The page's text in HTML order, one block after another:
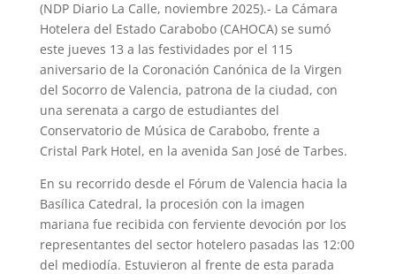
(NDP Diario La Calle, noviembre 2025).- La Cámara
Hotelera del Estado Carabobo (CAHOCA) se sumó
este jueves 13 a las festividades por el 115
aniversario de la Coronación Canónica de la Virgen
del Socorro de Valencia, patrona de la ciudad, con
una serenata a cargo de estudiantes del
Conservatorio de Música de Carabobo, frente a
Cristal Park Hotel, en la avenida San José de Tarbes.
En su recorrido desde el Fórum de Valencia hacia la
Basílica Catedral, la procesión con la imagen
mariana fue recibida con ferviente devoción por los
representantes del sector hotelero pasadas las 12:00
del mediodía. Estuvieron al frente de esta parada